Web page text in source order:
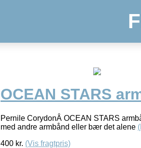
OCEAN STARS
Pernile CorydonÂ OCEAN STARS
med andre armbånd eller bær det alene
400 kr. (Vis fragtpris)